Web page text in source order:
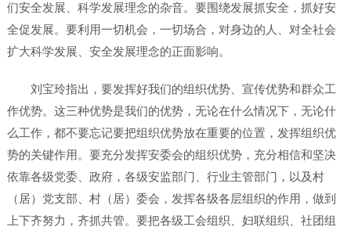
们安全发展、科学发展理念的杂音。要围绕发展抓安全，抓好安
全促发展。要利用一切机会，一切场合，对身边的人、对全社会
扩大科学发展、安全发展理念的正面影响。
刘宝玲指出，要发挥好我们的组织优势、宣传优势和群众工
作优势。这三种优势是我们的优势，无论在什么情况下，无论什
么工作，都不要忘记要把组织优势放在重要的位置，发挥组织优
势的关键作用。要充分发挥安委会的组织优势，充分相信和坚决
依靠各级党委、政府，各级安监部门、行业主管部门，以及村
（居）党支部、村（居）委会，发挥各级各层组织的作用，做到
上下齐努力，齐抓共管。要把各级工会组织、妇联组织、社团组